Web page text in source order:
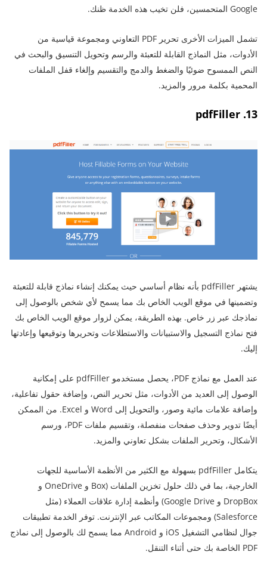
Google المتحمسين، فلن تخيب هذه الخدمة ظنك.
تشمل الميزات الأخرى تحرير PDF التعاوني ومجموعة قياسية من
الأدوات، مثل النماذج القابلة للتعبئة والرسم وتحويل التنسيق والبحث في
النص الممسوح ضوئيًا والضغط والدمج والتقسيم وإلغاء قفل الملفات
المحمية بكلمة مرور والمزيد.
13. pdfFiller
يشتهر pdfFiller بأنه نظام أساسي حيث يمكنك إنشاء نماذج قابلة للتعبئة
وتضمينها في موقع الويب الخاص بك مما يسمح لأي شخص بالوصول إلى
نماذجك عبر زر خاص. بهذه الطريقة، يمكن لزوار موقع الويب الخاص بك
فتح نماذج التسجيل والاستبيانات والاستطلاعات وتحريرها وتوقيعها وإعادتها
إليك.
عند العمل مع نماذج PDF، يحصل مستخدمو pdfFiller على إمكانية
الوصول إلى العديد من الأدوات، مثل تحرير النص، وإضافة حقول تفاعلية،
وإضافة علامات مائية وصور، والتحويل إلى Word و Excel. من الممكن
أيضًا تدوير وحذف صفحات منفصلة، وتقسيم ملفات PDF، ورسم
الأشكال، وتحرير الملفات بشكل تعاوني والمزيد.
يتكامل pdfFiller بسهولة مع الكثير من الأنظمة الأساسية للجهات
الخارجية، بما في ذلك حلول تخزين الملفات (Box و OneDrive و
DropBox و Google Drive) وأنظمة إدارة علاقات العملاء (مثل
Salesforce) ومجموعات المكاتب عبر الإنترنت. توفر الخدمة تطبيقات
جوال لنظامي التشغيل iOS و Android مما يسمح لك بالوصول إلى نماذج
PDF الخاصة بك حتى أثناء التنقل.